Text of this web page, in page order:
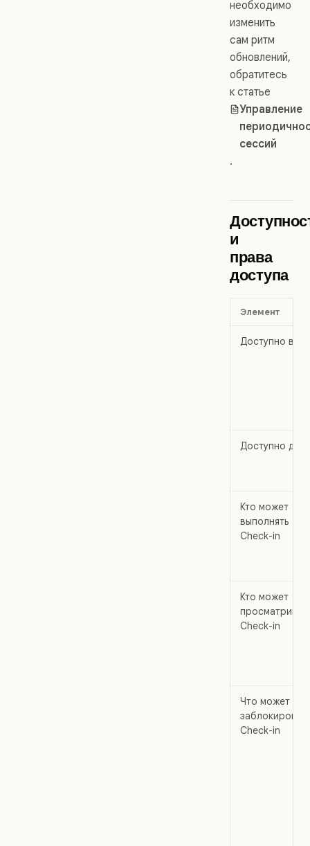
необходимо
изменить
сам ритм
обновлений,
обратитесь
к статье
Управление
сессий
.
и
права
доступа
Элемент
Доступно в
Доступно для
Кто может
выполнять
Check-in
Кто может
Check-in
Что может
Check-in